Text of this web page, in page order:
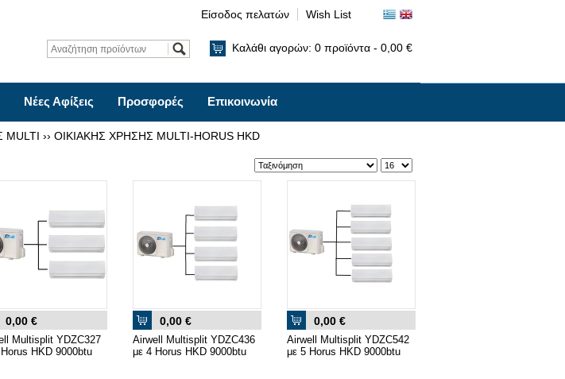
Είσοδος πελατών Wish List
Καλάθι αγορών: 0 προϊόντα - 0,00 €
Νέες Αφίξεις Προσφορές Επικοινωνία
MULTI ›› ΟΙΚΙΑΚΗΣ ΧΡΗΣΗΣ MULTI-HORUS HKD
0,00 €
Multisplit YDZC327
HKD 9000btu
0,00 €
Airwell Multisplit YDZC436
με 4 Horus HKD 9000btu
0,00 €
Airwell Multisplit YDZC542
με 5 Horus HKD 9000btu